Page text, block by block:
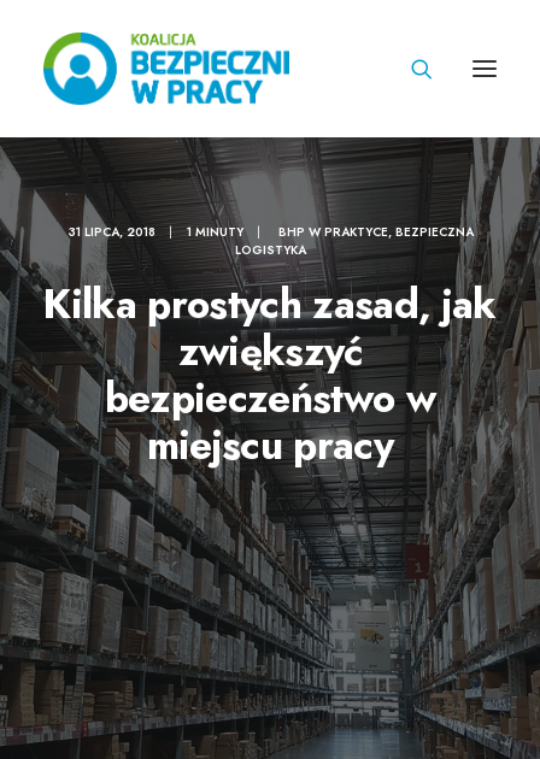
31 LIPCA, 2018 | 1 MINUTY | BHP W PRAKTYCE, BEZPIECZNA
LOGISTYKA
Kilka prostych zasad, jak
zwiększyć
bezpieczeństwo w
miejscu pracy